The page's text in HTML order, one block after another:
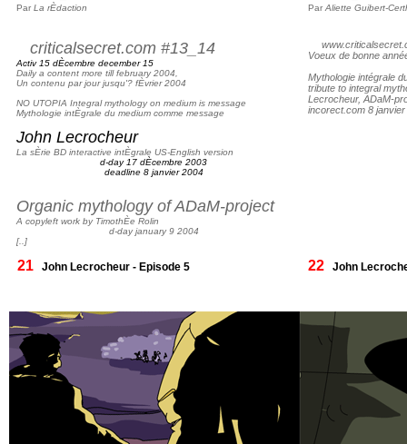
Par La rÈdaction
criticalsecret.com #13_14
Activ 15 dÈcembre december 15
Daily a content more till february 2004,
Un contenu par jour jusqu'? fÈvrier 2004
NO UTOPIA Integral mythology on medium is message
Mythologie intÈgrale du medium comme message
John Lecrocheur
La sÈrie BD interactive intÈgrale US-English version
d-day 17 dÈcembre 2003
deadline 8 janvier 2004
Organic mythology of ADaM-project
A copyleft work by TimothÈe Rolin
d-day january 9 2004
[..]
Par Aliette Guibert-
Voeux de bonne
Mythologie intégrale
tribute to integral
Lecrocheur, ADaM-
incorect.com 8
21 John Lecrocheur - Episode 5 22 John